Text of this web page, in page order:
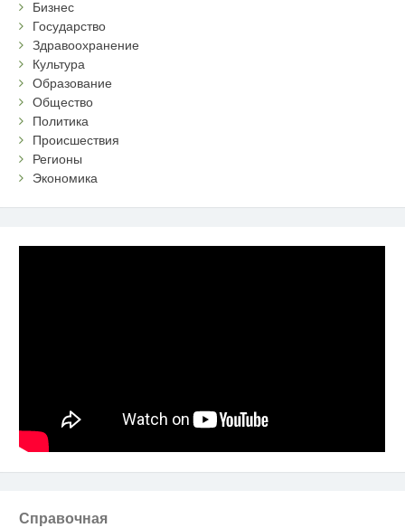
Бизнес
Государство
Здравоохранение
Культура
Образование
Общество
Политика
Происшествия
Регионы
Экономика
Справочная